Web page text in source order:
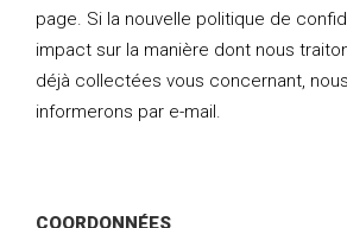
page. Si la nouvelle politique de
impact sur la manière dont nous
déjà collectées vous concernant,
informerons par e-mail.
COORDONNÉES